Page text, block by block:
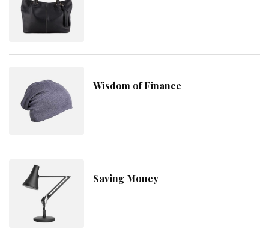
Wisdom of Finance
Saving Money